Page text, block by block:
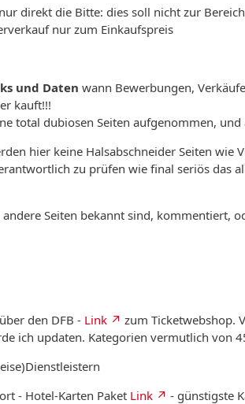
direkt die Bitte: dies soll nicht zur
nur zum Einkaufspreis
und Daten wann Bewerbungen,
kauft!!!
total dubiosen Seiten aufgenommen,
hier keine Halsabschneider Seiten
zu prüfen wie final seriös das
andere Seiten bekannt sind, kommentiert,
den DFB - Link
zum Ticketwebshop.
ich updaten. Kategorien vermutlich von
- Hotel-Karten Paket Link
- günstigste